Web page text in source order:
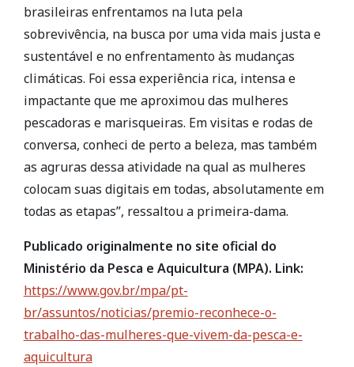
brasileiras enfrentamos na luta pela
sobrevivência, na busca por uma vida mais justa e
sustentável e no enfrentamento às mudanças
climáticas. Foi essa experiência rica, intensa e
impactante que me aproximou das mulheres
pescadoras e marisqueiras. Em visitas e rodas de
conversa, conheci de perto a beleza, mas também
as agruras dessa atividade na qual as mulheres
colocam suas digitais em todas, absolutamente em
todas as etapas”, ressaltou a primeira-dama.
Publicado originalmente no site oficial do
Ministério da Pesca e Aquicultura (MPA). Link:
https://www.gov.br/mpa/pt-
br/assuntos/noticias/premio-reconhece-o-
trabalho-das-mulheres-que-vivem-da-pesca-e-
aquicultura